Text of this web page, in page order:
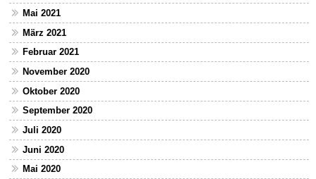
Mai 2021
März 2021
Februar 2021
November 2020
Oktober 2020
September 2020
Juli 2020
Juni 2020
Mai 2020